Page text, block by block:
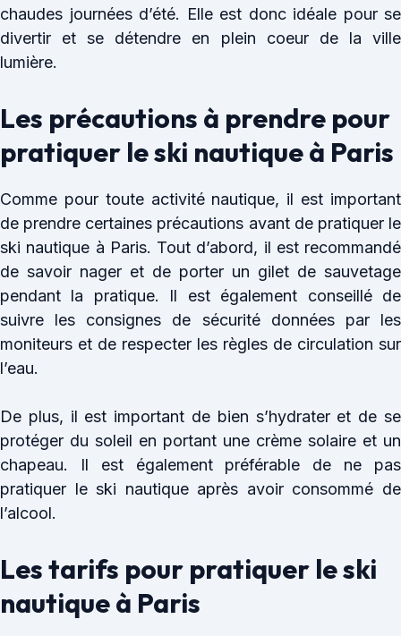
chaudes journées d’été. Elle est donc idéale pour se
divertir et se détendre en plein coeur de la ville
lumière.
Les précautions à prendre pour
pratiquer le ski nautique à Paris
Comme pour toute activité nautique, il est important
de prendre certaines précautions avant de pratiquer le
ski nautique à Paris. Tout d’abord, il est recommandé
de savoir nager et de porter un gilet de sauvetage
pendant la pratique. Il est également conseillé de
suivre les consignes de sécurité données par les
moniteurs et de respecter les règles de circulation sur
l’eau.
De plus, il est important de bien s’hydrater et de se
protéger du soleil en portant une crème solaire et un
chapeau. Il est également préférable de ne pas
pratiquer le ski nautique après avoir consommé de
l’alcool.
Les tarifs pour pratiquer le ski
nautique à Paris